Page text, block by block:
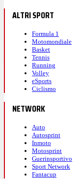
ALTRI SPORT
Formula 1
Motomondiale
Basket
Tennis
Running
Volley
eSports
Ciclismo
NETWORK
Auto
Autosprint
Inmoto
Motosprint
Guerinsportivo
Sport Network
Fantacup